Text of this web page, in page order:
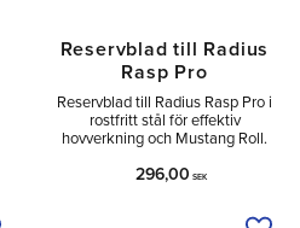
Reservblad till Radius
Rasp Pro
Reservblad till Radius Rasp Pro i
rostfritt stål för effektiv
hovverkning och Mustang Roll.
296,00 SEK